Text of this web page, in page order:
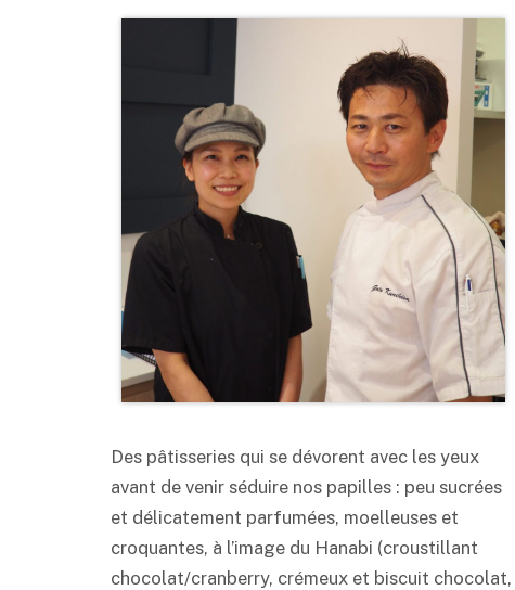
Des pâtisseries qui se dévorent avec les yeux
avant de venir séduire nos papilles : peu sucrées
et délicatement parfumées, moelleuses et
croquantes, à l’image du Hanabi (croustillant
chocolat/cranberry, crémeux et biscuit chocolat,